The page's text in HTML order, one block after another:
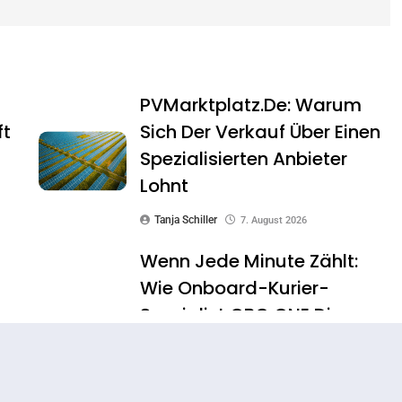
PVMarktplatz.de: Warum
Sich Der Verkauf Über Einen
Spezialisierten Anbieter
Lohnt
Tanja Schiller 7. August 2026
Wenn Jede Minute Zählt:
Wie Onboard-Kurier-
Spezialist OBC ONE Die